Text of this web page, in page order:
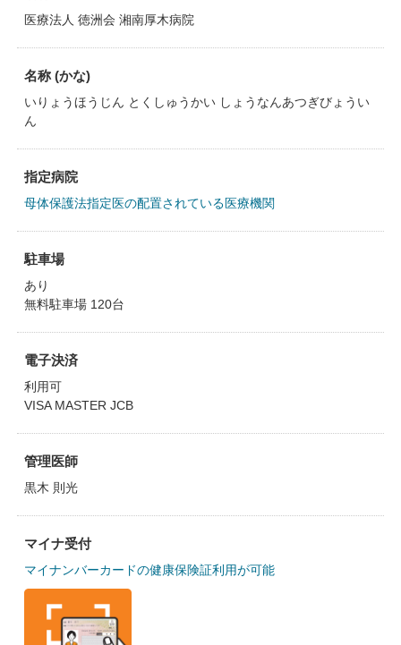
医療法人 徳洲会 湘南厚木病院
名称 (かな)
いりょうほうじん とくしゅうかい しょうなんあつぎびょうい
ん
指定病院
母体保護法指定医の配置されている医療機関
駐車場
あり
無料駐車場 120台
電子決済
利用可
VISA MASTER JCB
管理医師
黒木 則光
マイナ受付
マイナンバーカードの健康保険証利用が可能